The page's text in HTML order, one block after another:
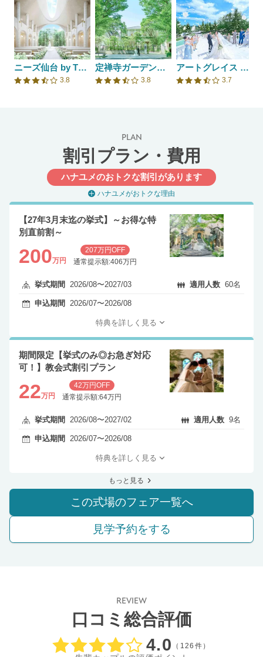
ニーズ仙台 by T&G WEDDING(旧 アーカンジェル迎賓館 仙台)
口コミ評価
3.8
定禅寺ガーデンヒルズ迎賓館/FIVESTAR WEDDING
口コミ評価
3.8
アートグレイス フォレスト迎賓館
口コミ評価
3.7
PLAN
割引プラン・費用
ハナユメのおトクな割引があります
ハナユメがおトクな理由
【27年3月末迄の挙式】～お得な特
別直前割～
200万円
207万円OFF
通常提示額:406万円
挙式期間 2026/08〜2027/03 適用人数 60名
申込期間 2026/07〜2026/08
特典を詳しく見る
期間限定【挙式のみ◎お急ぎ対応
可！】教会式割引プラン
22万円
42万円OFF
通常提示額:64万円
挙式期間 2026/08〜2027/02 適用人数 9名
申込期間 2026/07〜2026/08
特典を詳しく見る
もっと見る
この式場のフェア一覧へ
見学予約をする
REVIEW
口コミ総合評価
口コミ評価
4.0 （126件）